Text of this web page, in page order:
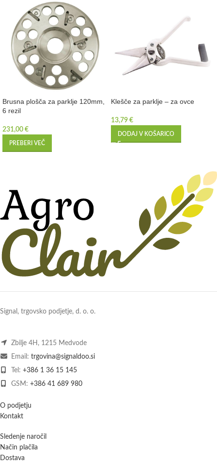
Brusna plošča za parklje 120mm,
6 rezil
231,00 €
PREBERI VEČ
Klešče za parklje – za ovce
13,79 €
DODAJ V KOŠARICO
Signal, trgovsko podjetje, d. o. o.
Zbilje 4H, 1215 Medvode
Email: trgovina@signaldoo.si
Tel: +386 1 36 15 145
GSM: +386 41 689 980
O podjetju
Kontakt
Sledenje naročil
Način plačila
Dostava